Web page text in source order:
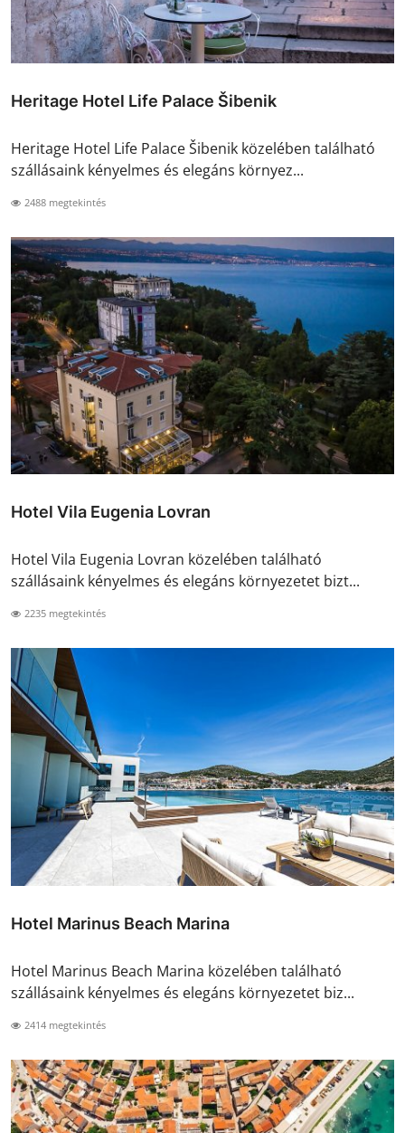
Heritage Hotel Life Palace Šibenik
Heritage Hotel Life Palace Šibenik közelében található
szállásaink kényelmes és elegáns környez...
2488 megtekintés
Hotel Vila Eugenia Lovran
Hotel Vila Eugenia Lovran közelében található
szállásaink kényelmes és elegáns környezetet bizt...
2235 megtekintés
Hotel Marinus Beach Marina
Hotel Marinus Beach Marina közelében található
szállásaink kényelmes és elegáns környezetet biz...
2414 megtekintés